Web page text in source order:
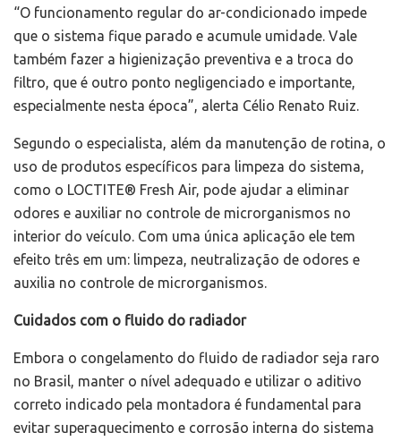
“O funcionamento regular do ar-condicionado impede
que o sistema fique parado e acumule umidade. Vale
também fazer a higienização preventiva e a troca do
filtro, que é outro ponto negligenciado e importante,
especialmente nesta época”, alerta Célio Renato Ruiz.
Segundo o especialista, além da manutenção de rotina, o
uso de produtos específicos para limpeza do sistema,
como o LOCTITE® Fresh Air, pode ajudar a eliminar
odores e auxiliar no controle de microrganismos no
interior do veículo. Com uma única aplicação ele tem
efeito três em um: limpeza, neutralização de odores e
auxilia no controle de microrganismos.
Cuidados com o fluido do radiador
Embora o congelamento do fluido de radiador seja raro
no Brasil, manter o nível adequado e utilizar o aditivo
correto indicado pela montadora é fundamental para
evitar superaquecimento e corrosão interna do sistema